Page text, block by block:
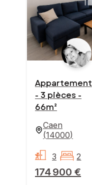
Appartement
- 3 pièces -
66m²
Caen
(14000)
174 900 €
3 2